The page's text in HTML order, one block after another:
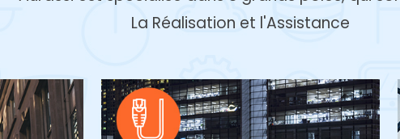
La Réalisation et l'Assistance